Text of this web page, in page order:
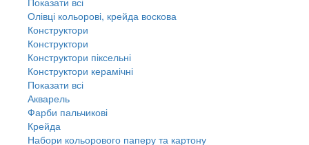
Олівці кольорові, крейда воскова
Конструктори
Конструктори
Конструктори піксельні
Конструктори керамічні
Показати всі
Акварель
Фарби пальчикові
Крейда
Набори кольорового паперу та картону